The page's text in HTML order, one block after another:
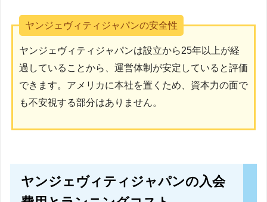
ヤンジェヴィティジャパンの安全性
ヤンジェヴィティジャパンは設立から25年以上が経
過していることから、運営体制が安定していると評価
できます。アメリカに本社を置くため、資本力の面で
も不安視する部分はありません。
ヤンジェヴィティジャパンの入会